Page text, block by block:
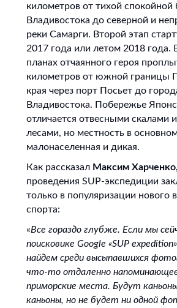
километров от тихой спокойной
Владивостока до северной и
реки Самарги. Второй этап
2017 года или летом 2018 года.
планах отчаянного героя
километров от южной границы
края через порт Посьет до
Владивостока. Побережье
отличается отвесными
лесами, но местность в
малонаселенная и дикая.
Как рассказал Максим Харченко,
проведения SUP-экспедиции
только в популяризации нового
спорта:
«Все гораздо глубже. Если мы
поисковике Google «SUP
найдем среди высыпавшихся
что-то отдаленно
приморские места. Будут
каньоны, но не будет ни одной